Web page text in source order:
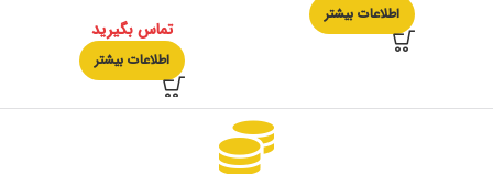
اطلاعات بیشتر
تماس بگیرید
اطلاعات بیشتر